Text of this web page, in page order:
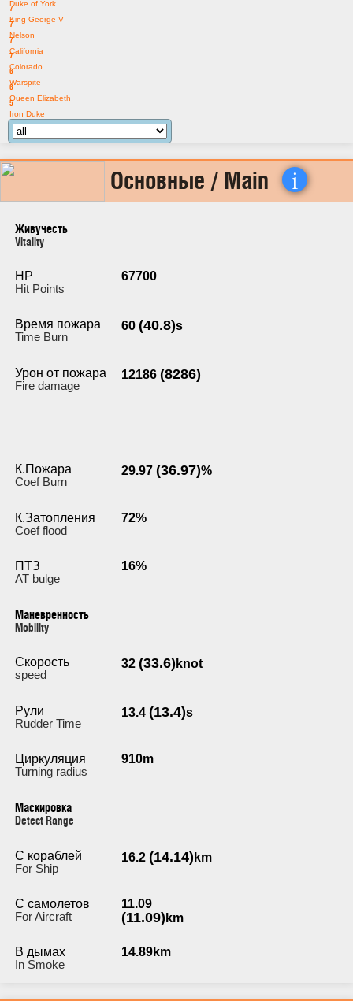
Duke of York
7
King George V
7
Nelson
7
California
7
Colorado
6
Warspite
6
Queen Elizabeth
5
Iron Duke
Основные / Main i
Живучесть
Vitality
HP
Hit Points
67700
Время пожара
Time Burn
60 (40.8)s
Урон от пожара
Fire damage
12186 (8286)
К.Пожара
Coef Burn
29.97 (36.97)%
К.Затопления
Coef flood
72%
ПТЗ
AT bulge
16%
Маневренность
Мobility
Скорость
speed
32 (33.6) knot
Рули
Rudder Time
13.4 (13.4)s
Циркуляция
Turning radius
910m
Маскировка
Detect Range
С кораблей
For Ship
16.2 (14.14) km
С самолетов
For Aircraft
11.09
(11.09) km
В дымах
In Smoke
14.89km